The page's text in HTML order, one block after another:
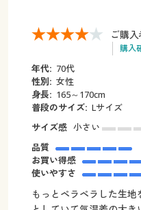
ご購
購入
年代: 70代
性別: 女性
身長: 165～170cm
普段のサイズ: Lサイズ
サイズ感 小さい
品質
お買い得感
使いやすさ
もっとペラペラした生地